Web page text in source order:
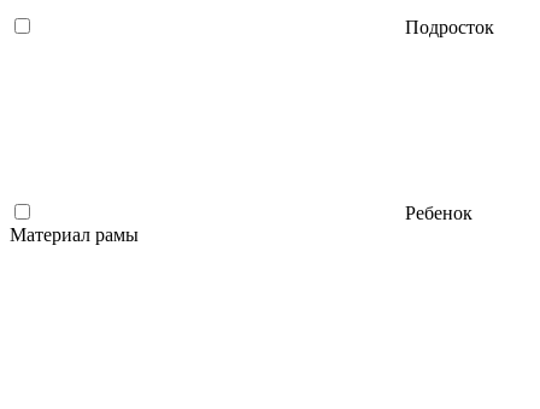
Подросток
Ребенок
Материал рамы